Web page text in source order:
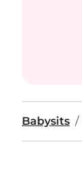
Babysits